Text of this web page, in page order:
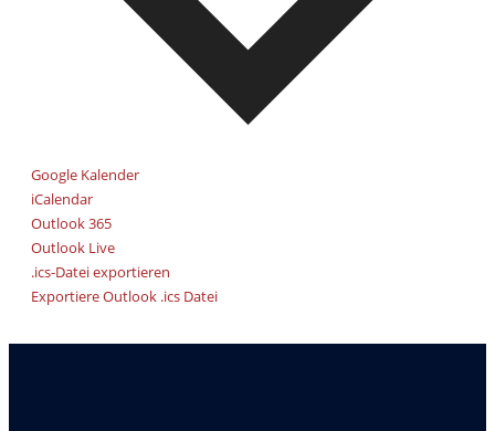
Google Kalender
iCalendar
Outlook 365
Outlook Live
.ics-Datei exportieren
Exportiere Outlook .ics Datei